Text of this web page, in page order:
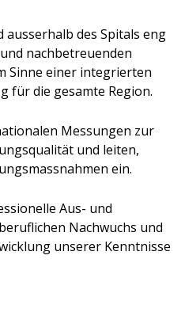
des Spitals eng
nachbetreuenden
Sinne einer integrierten
für die gesamte Region.
Messungen zur
und leiten,
ein.
Aus- und
Nachwuchs und
unserer Kenntnisse